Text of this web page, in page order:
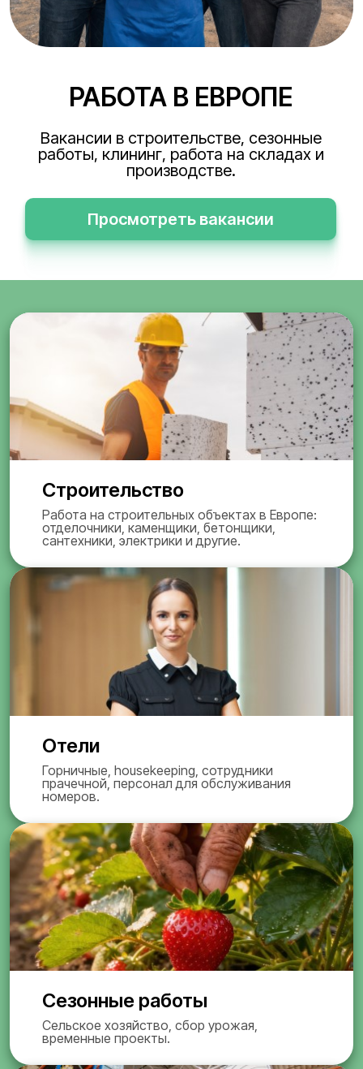
РАБОТА В ЕВРОПЕ
Вакансии в строительстве, сезонные
работы, клининг, работа на складах и
производстве.
Просмотреть вакансии
Строительство
Работа на строительных объектах в Европе:
отделочники, каменщики, бетонщики,
сантехники, электрики и другие.
Отели
Горничные, housekeeping, сотрудники
прачечной, персонал для обслуживания
номеров.
Сезонные работы
Сельское хозяйство, сбор урожая,
временные проекты.